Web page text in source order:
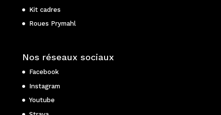
Kit cadres
Roues Prymahl
Nos réseaux sociaux
Facebook
Instagram
Youtube